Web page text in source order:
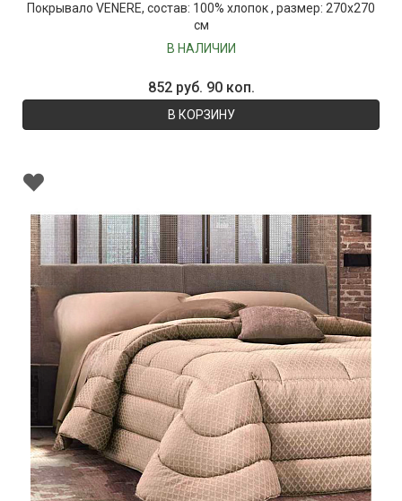
Покрывало VENERE, состав: 100% хлопок , размер: 270х270
см
В НАЛИЧИИ
852 руб. 90 коп.
В КОРЗИНУ